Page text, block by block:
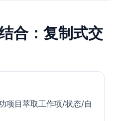
合：复制式交
项目萃取工作项/状态/自